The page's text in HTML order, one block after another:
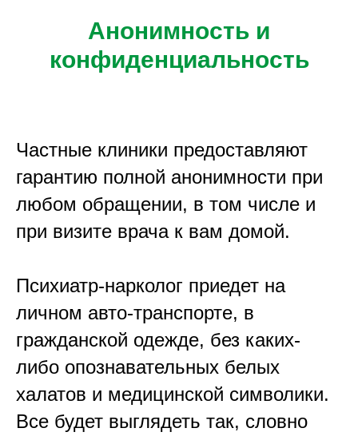
Анонимность и
конфиденциальность
Частные клиники предоставляют
гарантию полной анонимности при
любом обращении, в том числе и
при визите врача к вам домой.
Психиатр-нарколог приедет на
личном авто-транспорте, в
гражданской одежде, без каких-
либо опознавательных белых
халатов и медицинской символики.
Все будет выглядеть так, словно